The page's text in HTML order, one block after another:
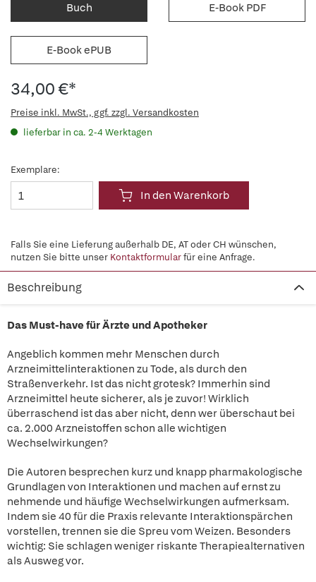
Buch E-Book PDF
E-Book ePUB
34,00 €*
Preise inkl. MwSt., ggf. zzgl. Versandkosten
lieferbar in ca. 2-4 Werktagen
Exemplare:
In den Warenkorb
Falls Sie eine Lieferung außerhalb DE, AT oder CH wünschen,
nutzen Sie bitte unser Kontaktformularfür eine Anfrage.
Beschreibung
Das Must-have für Ärzte und Apotheker
Angeblich kommen mehr Menschen durch
Arzneimittelinteraktionen zu Tode, als durch den
Straßenverkehr. Ist das nicht grotesk? Immerhin sind
Arzneimittel heute sicherer, als je zuvor! Wirklich
überraschend ist das aber nicht, denn wer überschaut bei
ca. 2.000 Arzneistoffen schon alle wichtigen
Wechselwirkungen?
Die Autoren besprechen kurz und knapp pharmakologische
Grundlagen von Interaktionen und machen auf ernst zu
nehmende und häufige Wechselwirkungen aufmerksam.
Indem sie 40 für die Praxis relevante Interaktionspärchen
vorstellen, trennen sie die Spreu vom Weizen. Besonders
wichtig: Sie schlagen weniger riskante Therapiealternativen
als Ausweg vor.